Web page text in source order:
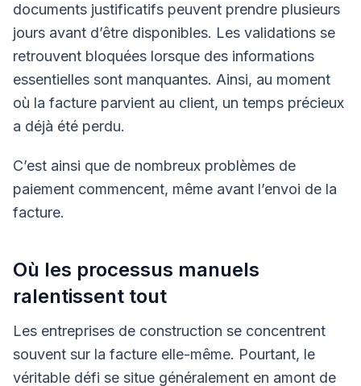
documents justificatifs peuvent prendre plusieurs
jours avant d’être disponibles. Les validations se
retrouvent bloquées lorsque des informations
essentielles sont manquantes. Ainsi, au moment
où la facture parvient au client, un temps précieux
a déjà été perdu.
C’est ainsi que de nombreux problèmes de
paiement commencent, même avant l’envoi de la
facture.
Où les processus manuels
ralentissent tout
Les entreprises de construction se concentrent
souvent sur la facture elle-même. Pourtant, le
véritable défi se situe généralement en amont de